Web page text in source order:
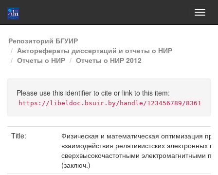
Skip
navigation
Репозиторий БГУИР
Авторефераты диссертаций и отчеты о НИР
Отчеты о НИР
Отчеты о НИР 2012
Please use this identifier to cite or link to this item:
https://libeldoc.bsuir.by/handle/123456789/8361
Title:
Физическая и математическая оптимизация
взаимодействия релятивистских электронных
сверхвысокочастотными электромагнитными
(заключ.)